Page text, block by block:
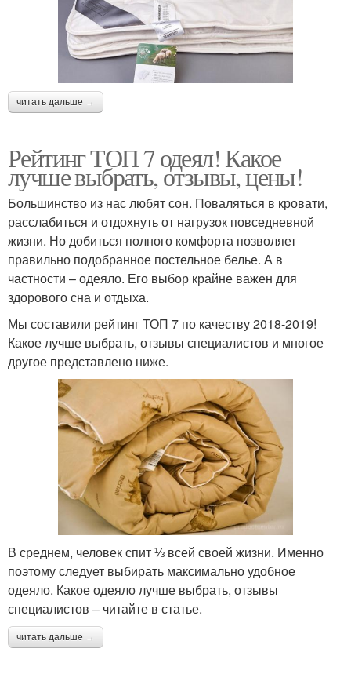
читать дальше →
Рейтинг ТОП 7 одеял! Какое
лучше выбрать, отзывы, цены!
Большинство из нас любят сон. Поваляться в кровати,
расслабиться и отдохнуть от нагрузок повседневной
жизни. Но добиться полного комфорта позволяет
правильно подобранное постельное белье. А в
частности – одеяло. Его выбор крайне важен для
здорового сна и отдыха.
Мы составили рейтинг ТОП 7 по качеству 2018-2019!
Какое лучше выбрать, отзывы специалистов и многое
другое представлено ниже.
В среднем, человек спит ⅓ всей своей жизни. Именно
поэтому следует выбирать максимально удобное
одеяло. Какое одеяло лучше выбрать, отзывы
специалистов – читайте в статье.
читать дальше →